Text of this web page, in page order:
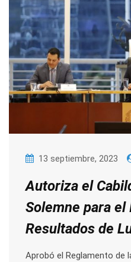
13 septiembre, 2023
Autoriza el
Solemne para
Resultados de
Aprobó el Reglamento de